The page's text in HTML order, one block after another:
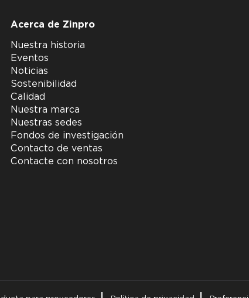
Acerca de Zinpro
Nuestra historia
Eventos
Noticias
Sostenibilidad
Calidad
Nuestra marca
Nuestras sedes
Fondos de investigación
Contacto de ventas
Contacte con nosotros